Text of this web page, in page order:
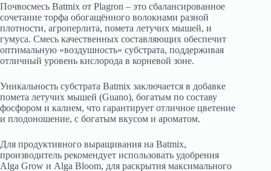
Почвосмесь Batmix от Plagron – это сбалансированное
сочетание торфа обогащённого волокнами разной
плотности, агроперлита, помета летучих мышей, и
гумуса. Смесь качественных составляющих обеспечит
оптимальную «воздушность» субстрата, поддерживая
отличный уровень кислорода в корневой зоне.
Уникальность субстрата Batmix заключается в добавке
помета летучих мышей (Guano), богатым по составу
фосфором и калием, что гарантирует отличное цветение
и плодоношение, с богатым вкусом и ароматом.
Для продуктивного выращивания на Batmix,
производитель рекомендует использовать удобрения
Alga Grow и Alga Bloom, для раскрытия максимального